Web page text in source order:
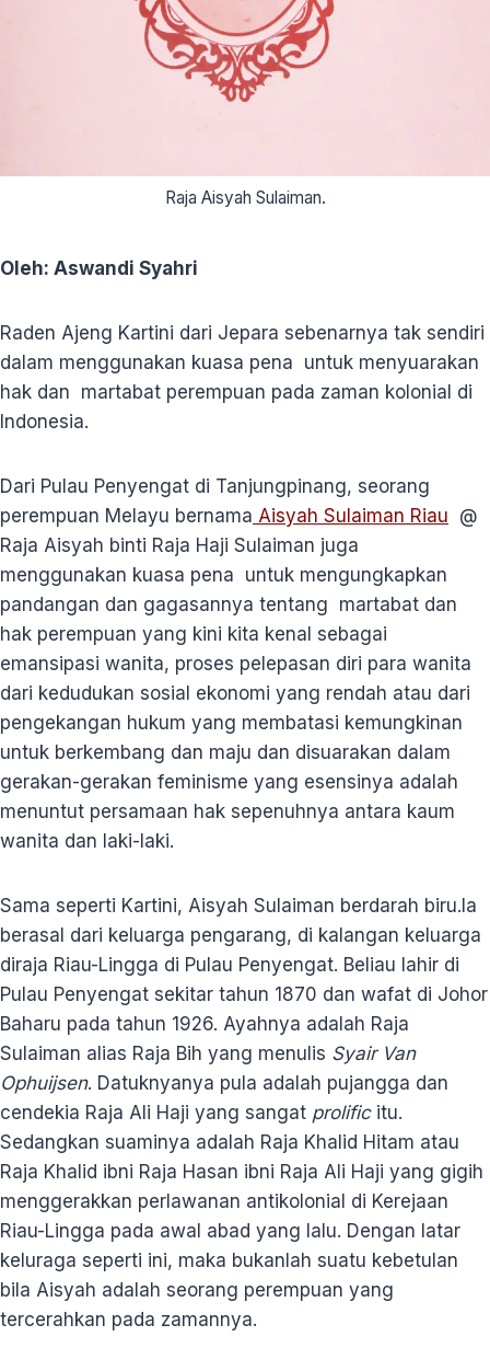
Raja Aisyah Sulaiman.
Oleh: Aswandi Syahri
Raden Ajeng Kartini dari Jepara sebenarnya tak sendiri
dalam menggunakan kuasa pena untuk menyuarakan
hak dan martabat perempuan pada zaman kolonial di
Indonesia.
Dari Pulau Penyengat di Tanjungpinang, seorang
perempuan Melayu bernama Aisyah Sulaiman Riau @
Raja Aisyah binti Raja Haji Sulaiman juga
menggunakan kuasa pena untuk mengungkapkan
pandangan dan gagasannya tentang martabat dan
hak perempuan yang kini kita kenal sebagai
emansipasi wanita, proses pelepasan diri para wanita
dari kedudukan sosial ekonomi yang rendah atau dari
pengekangan hukum yang membatasi kemungkinan
untuk berkembang dan maju dan disuarakan dalam
gerakan-gerakan feminisme yang esensinya adalah
menuntut persamaan hak sepenuhnya antara kaum
wanita dan laki-laki.
Sama seperti Kartini, Aisyah Sulaiman berdarah biru.Ia
berasal dari keluarga pengarang, di kalangan keluarga
diraja Riau-Lingga di Pulau Penyengat. Beliau lahir di
Pulau Penyengat sekitar tahun 1870 dan wafat di Johor
Baharu pada tahun 1926. Ayahnya adalah Raja
Sulaiman alias Raja Bih yang menulis Syair Van
Ophuijsen. Datuknyanya pula adalah pujangga dan
cendekia Raja Ali Haji yang sangat prolificitu.
Sedangkan suaminya adalah Raja Khalid Hitam atau
Raja Khalid ibni Raja Hasan ibni Raja Ali Haji yang gigih
menggerakkan perlawanan antikolonial di Kerejaan
Riau-Lingga pada awal abad yang lalu. Dengan latar
keluraga seperti ini, maka bukanlah suatu kebetulan
bila Aisyah adalah seorang perempuan yang
tercerahkan pada zamannya.